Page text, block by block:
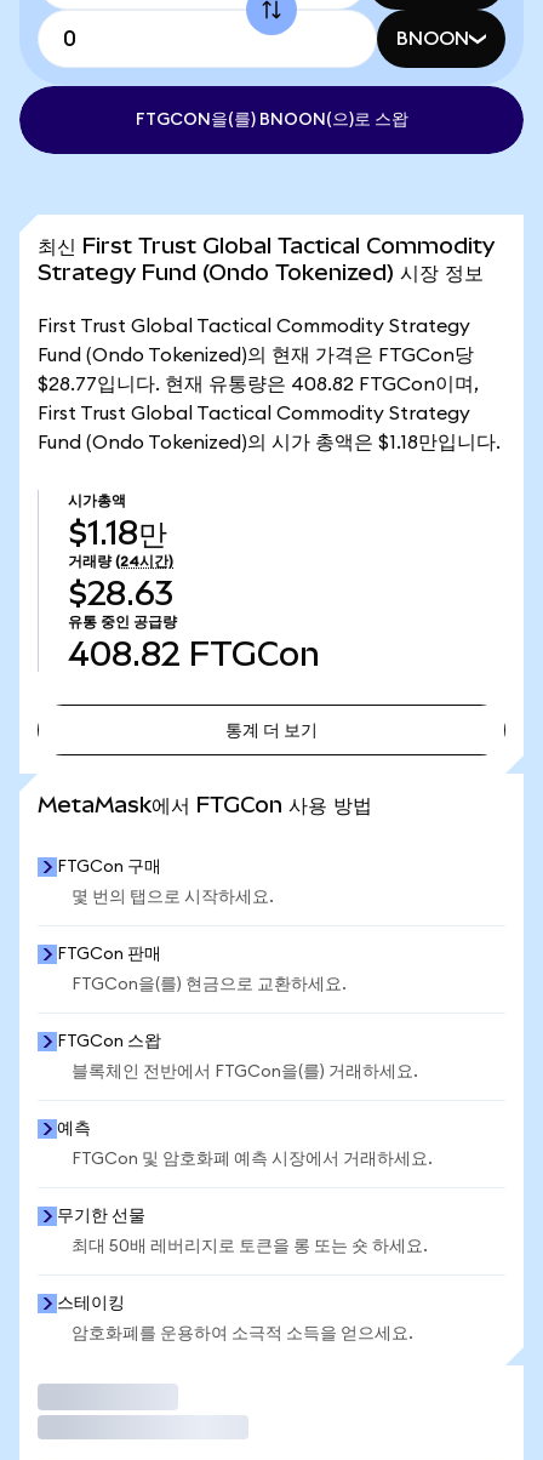
BNOON
FTGCON을(를) BNOON(으)로 스왑
최신 First Trust Global Tactical Commodity
Strategy Fund (Ondo Tokenized) 시장 정보
First Trust Global Tactical Commodity Strategy
Fund (Ondo Tokenized)의 현재 가격은 FTGCon당
$28.77입니다. 현재 유통량은 408.82 FTGCon이며,
First Trust Global Tactical Commodity Strategy
Fund (Ondo Tokenized)의 시가 총액은 $1.18만입니다.
시가총액
$1.18만
거래량 (24시간)
$28.63
유통 중인 공급량
408.82 FTGCon
통계 더 보기
MetaMask에서 FTGCon 사용 방법
FTGCon 구매
몇 번의 탭으로 시작하세요.
FTGCon 판매
FTGCon을(를) 현금으로 교환하세요.
FTGCon 스왑
블록체인 전반에서 FTGCon을(를) 거래하세요.
예측
FTGCon 및 암호화폐 예측 시장에서 거래하세요.
무기한 선물
최대 50배 레버리지로 토큰을 롱 또는 숏 하세요.
스테이킹
암호화폐를 운용하여 소극적 소득을 얻으세요.